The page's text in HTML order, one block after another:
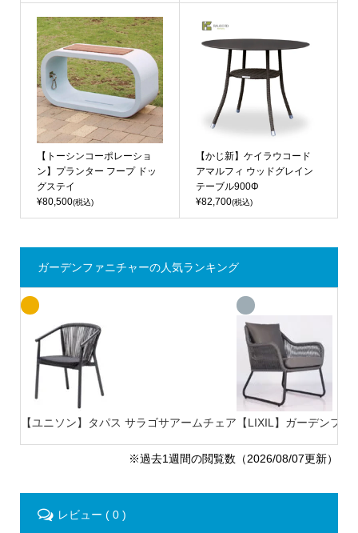
【トーシンコーポレーショ
ン】プランター フープ ドッ
グステイ
¥80,500(税込)
【かじ新】ケイラウコード
アマルフィ ウッドグレイン
テーブル900Φ
¥82,700(税込)
ガーデンファニチャーの人気ランキング
【ユニソン】タパス サラゴサアームチェア 【LIXIL】ガーデンフ
※過去1週間の閲覧数（2026/08/07更新）
レビュー ( 0 )